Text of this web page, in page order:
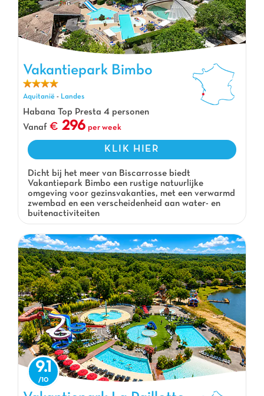
Vakantiepark Bimbo, Vakantiepark Aquitanië
Vakantiepark Bimbo
Aquitanië - Landes
Habana Top Presta 4 personen
Vanaf
296 per week
KLIK HIER
Dicht bij het meer van Biscarrosse biedt
Vakantiepark Bimbo een rustige natuurlijke
omgeving voor gezinsvakanties, met een verwarmd
zwembad en een verscheidenheid aan water- en
buitenactiviteiten
9.1